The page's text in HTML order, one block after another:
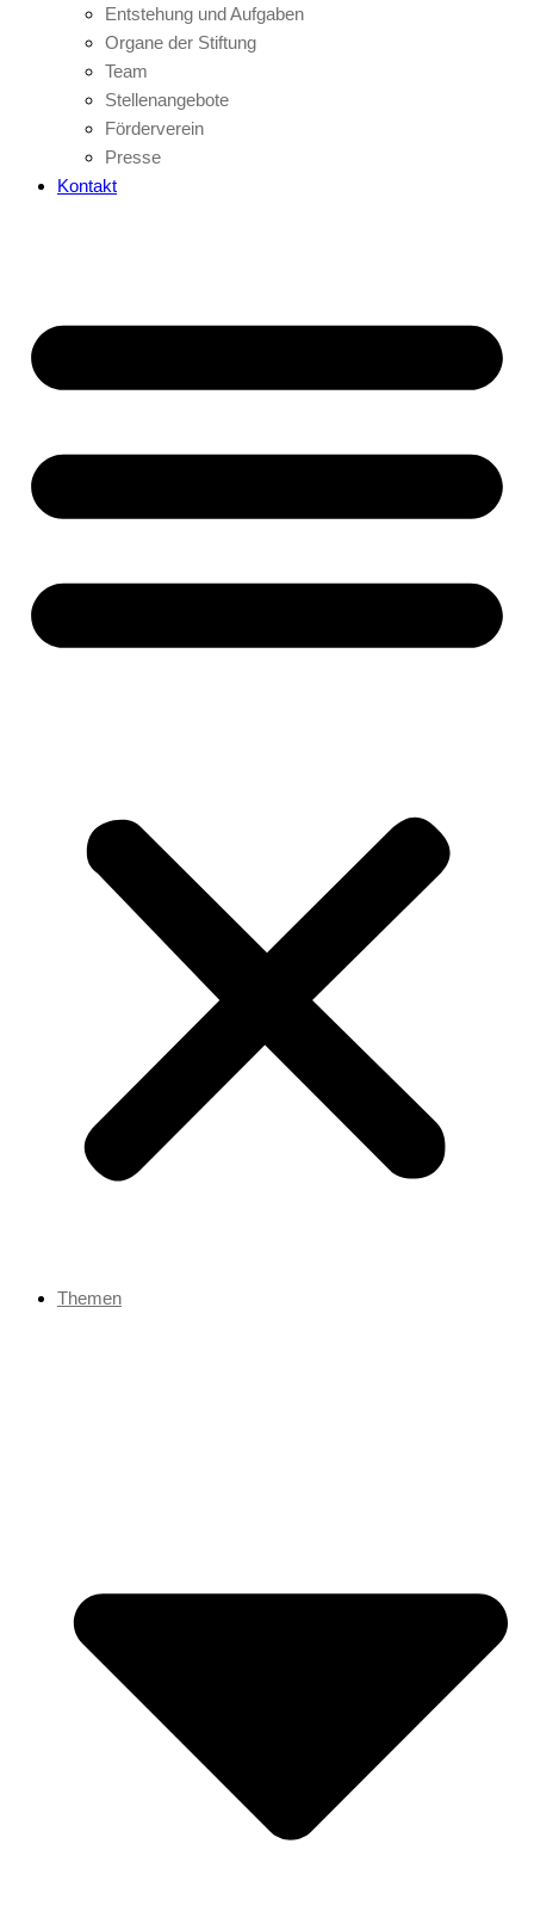
Entstehung und Aufgaben
Organe der Stiftung
Team
Stellenangebote
Förderverein
Presse
Kontakt
Themen